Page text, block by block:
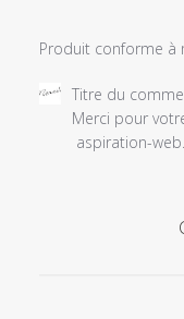
Produit conforme à
Commentaires
propriétaire
Titre du
Merci pour
aspiration-